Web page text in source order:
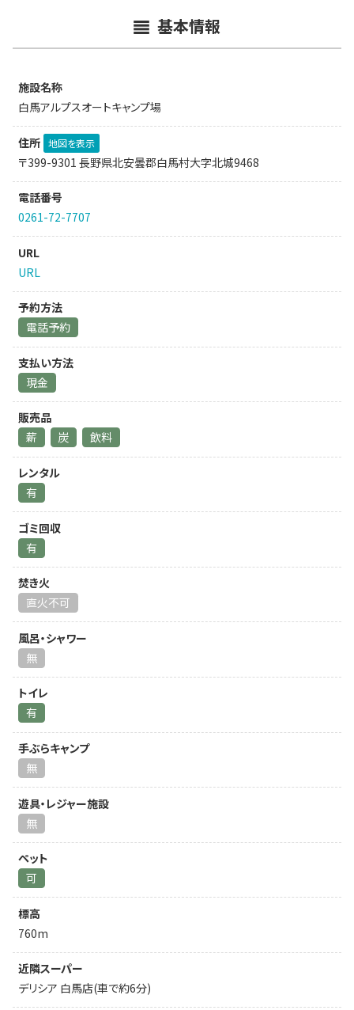
基本情報
施設名称
白馬アルプスオートキャンプ場
住所 地図を表示
〒399-9301 長野県北安曇郡白馬村大字北城9468
電話番号
0261-72-7707
URL
URL
予約方法
電話予約
支払い方法
現金
販売品
薪
炭 飲料
レンタル
有
ゴミ回収
有
焚き火
直火不可
風呂・シャワー
無
トイレ
有
手ぶらキャンプ
無
遊具・レジャー施設
無
ペット
可
標高
760m
近隣スーパー
デリシア 白馬店(車で約6分)